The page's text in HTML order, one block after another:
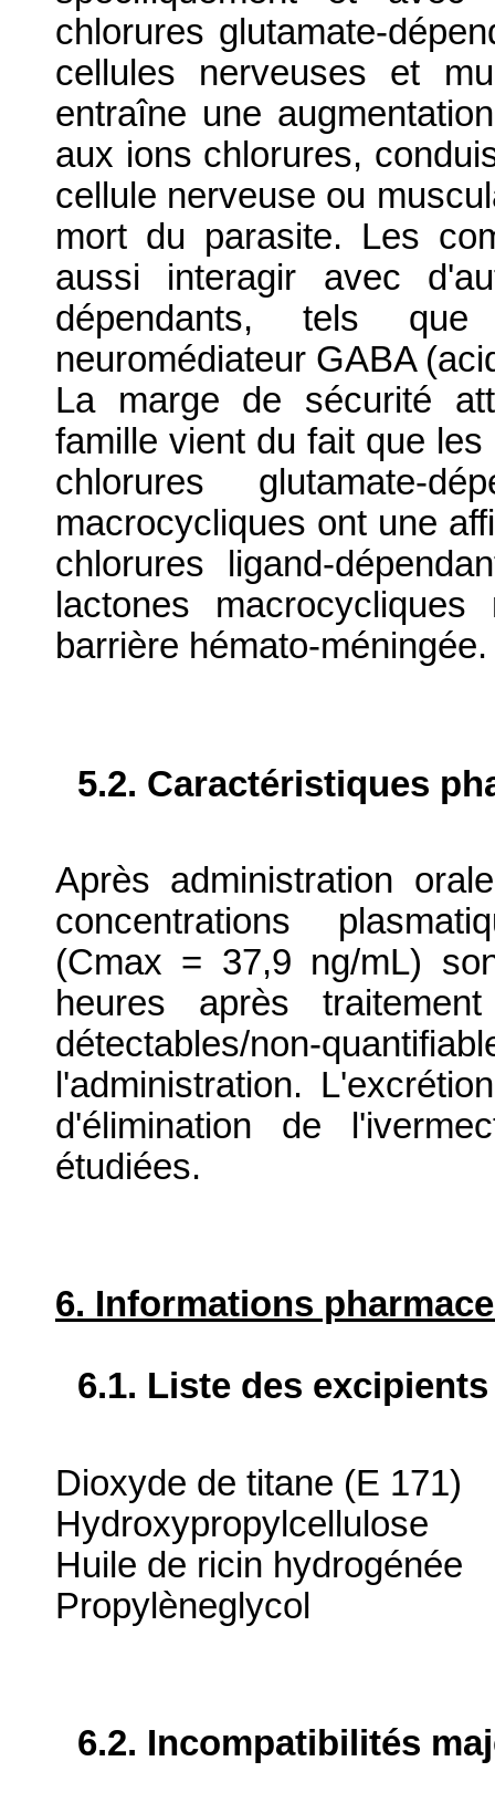
chlorures glutamate-
cellules nerveuses et
entraîne une
aux ions chlorures,
cellule nerveuse ou
mort du parasite. Les
aussi interagir avec
dépendants, tels
neuromédiateur GABA
La marge de sécurité
famille vient du fait que
chlorures glutamate-
macrocycliques ont une
chlorures ligand-
lactones
barrière hémato-méningée.
5.2. Caractéristiques
Après administration
concentrations
(Cmax = 37,9 ng/mL)
heures après
détectables/non-
l'administration.
d'élimination de
étudiées.
6. Informations
6.1. Liste des excipients
Dioxyde de titane (E 171)
Hydroxypropylcellulose
Huile de ricin hydrogénée
Propylèneglycol
6.2. Incompatibilités